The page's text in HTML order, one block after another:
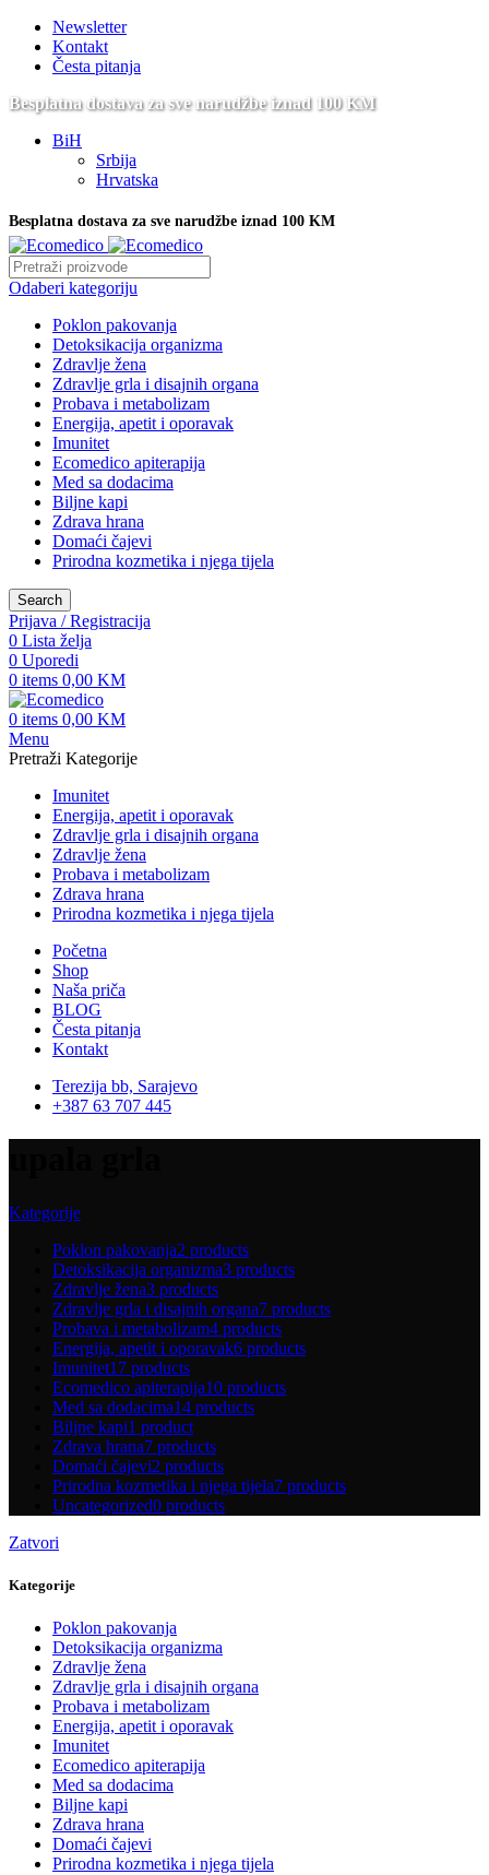
Newsletter
Kontakt
Česta pitanja
Besplatna dostava za sve narudžbe iznad 100 KM
BiH
Srbija
Hrvatska
Besplatna dostava za sve narudžbe iznad 100 KM
Odaberi kategoriju
Poklon pakovanja
Detoksikacija organizma
Zdravlje žena
Zdravlje grla i disajnih organa
Probava i metabolizam
Energija, apetit i oporavak
Imunitet
Ecomedico apiterapija
Med sa dodacima
Biljne kapi
Zdrava hrana
Domaći čajevi
Prirodna kozmetika i njega tijela
Search
Prijava / Registracija
0 Lista želja
0 Uporedi
0 items 0,00 KM
0 items 0,00 KM
Menu
Pretraži Kategorije
Imunitet
Energija, apetit i oporavak
Zdravlje grla i disajnih organa
Zdravlje žena
Probava i metabolizam
Zdrava hrana
Prirodna kozmetika i njega tijela
Početna
Shop
Naša priča
BLOG
Česta pitanja
Kontakt
Terezija bb, Sarajevo
+387 63 707 445
Kategorije
Poklon pakovanja2 products
Detoksikacija organizma3 products
Zdravlje žena3 products
Zdravlje grla i disajnih organa7 products
Probava i metabolizam4 products
Energija, apetit i oporavak6 products
Imunitet17 products
Ecomedico apiterapija10 products
Med sa dodacima14 products
Biljne kapi1 product
Zdrava hrana7 products
Domaći čajevi2 products
Prirodna kozmetika i njega tijela7 products
Uncategorized0 products
Zatvori
Kategorije
Poklon pakovanja
Detoksikacija organizma
Zdravlje žena
Zdravlje grla i disajnih organa
Probava i metabolizam
Energija, apetit i oporavak
Imunitet
Ecomedico apiterapija
Med sa dodacima
Biljne kapi
Zdrava hrana
Domaći čajevi
Prirodna kozmetika i njega tijela